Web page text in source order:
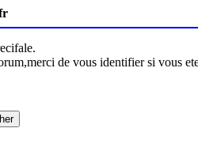
de vous identifier si vous